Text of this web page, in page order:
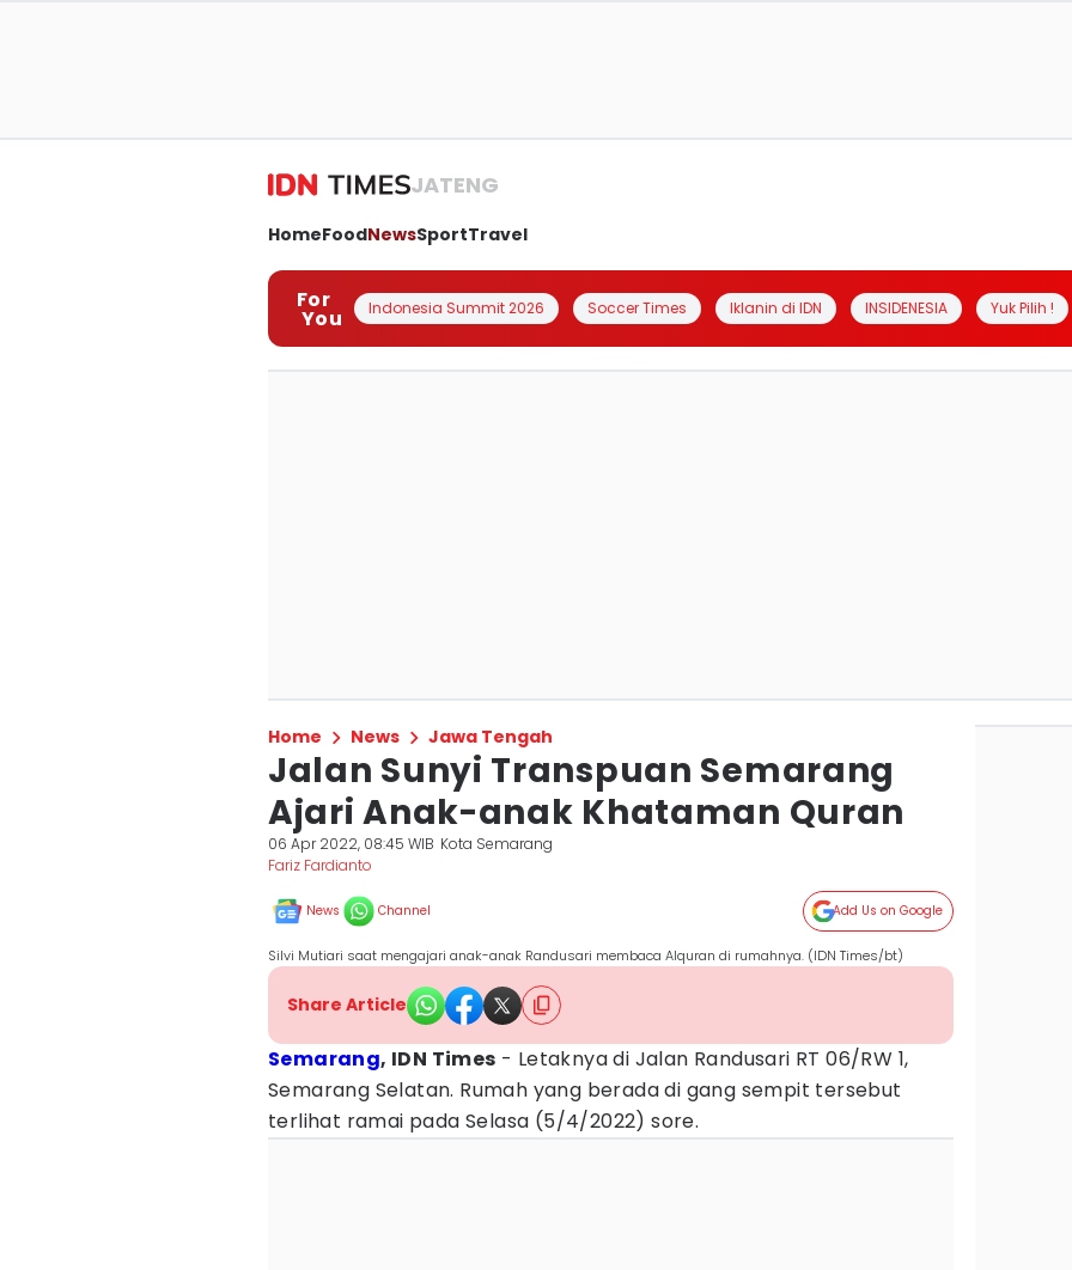
JATENG
HomeFoodNewsSportTravel
For
You Indonesia Summit 2026 Soccer Times Iklanin di IDN INSIDENESIA Yuk Pilih !
Home News Jawa Tengah
Jalan Sunyi Transpuan Semarang
Ajari Anak-anak Khataman Quran
06 Apr 2022, 08:45 WIB Kota Semarang
Fariz Fardianto
News Channel Add Us on Google
Silvi Mutiari saat mengajari anak-anak Randusari membaca Alquran di rumahnya. (IDN Times/bt)
Share Article
Semarang, IDN Times - Letaknya di Jalan Randusari RT 06/RW 1,
Semarang Selatan. Rumah yang berada di gang sempit tersebut
terlihat ramai pada Selasa (5/4/2022) sore.